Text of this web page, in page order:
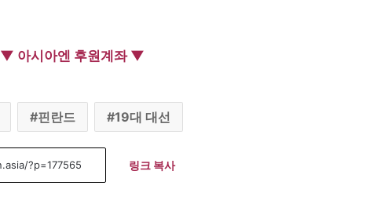
▼ 아시아엔 후원계좌 ▼
핀란드 19대 대선
링크 복사